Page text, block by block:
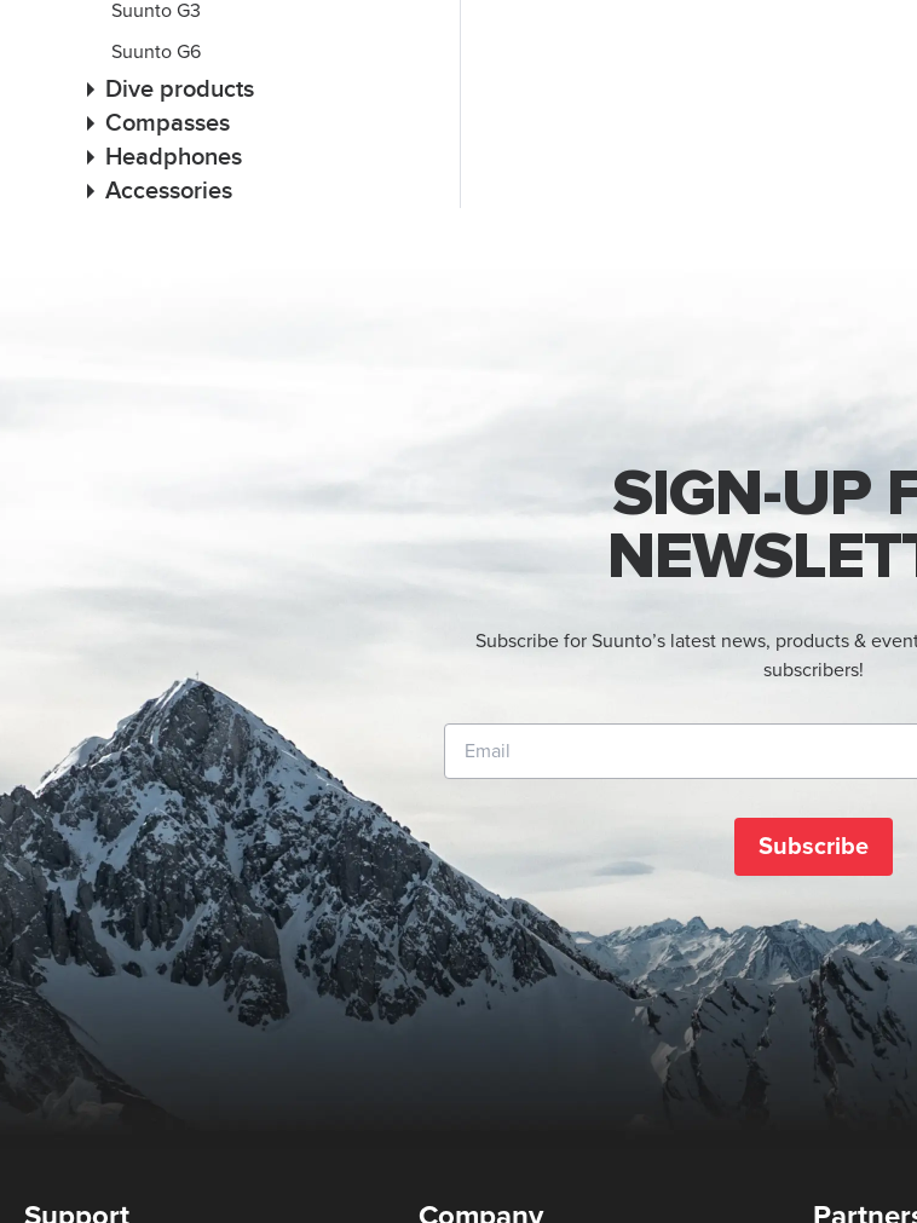
Suunto G3
Suunto G6
Dive products
Compasses
Headphones
Accessories
SIGN-UP
Subscribe for Suunto’s latest news, products &
subscribers!
Subscribe
Support Company